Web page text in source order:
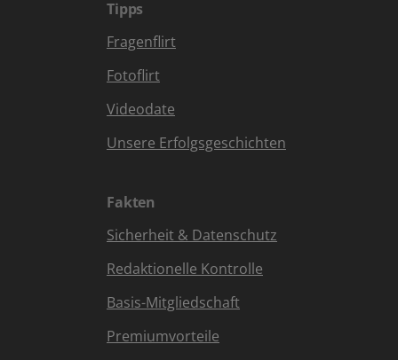
Tipps
Fragenflirt
Fotoflirt
Videodate
Unsere Erfolgsgeschichten
Fakten
Sicherheit & Datenschutz
Redaktionelle Kontrolle
Basis-Mitgliedschaft
Premiumvorteile